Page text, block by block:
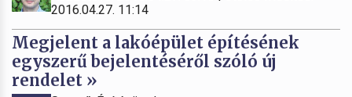
2016.04.27. 11:14
Megjelent a lakóépület építésének
egyszerű bejelentéséről szóló új
rendelet »